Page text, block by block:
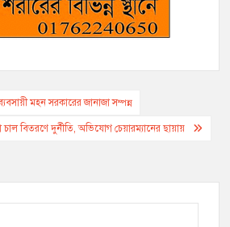
মহন সরকারের জানাজা সম্পন্ন
বিতরণে দুর্নীতি, অভিযোগ চেয়ারম্যানের ছায়ায়